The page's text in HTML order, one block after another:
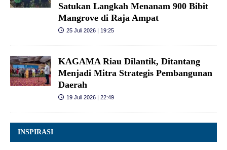
Satukan Langkah Menanam 900 Bibit
Mangrove di Raja Ampat
25 Juli 2026 | 19:25
KAGAMA Riau Dilantik, Ditantang
Menjadi Mitra Strategis Pembangunan
Daerah
19 Juli 2026 | 22:49
INSPIRASI